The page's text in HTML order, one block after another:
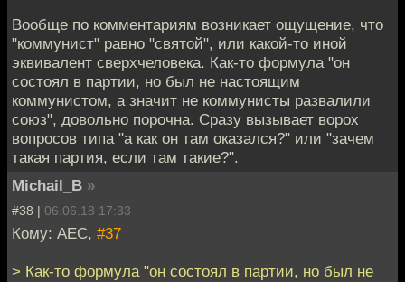
Вообще по комментариям возникает ощущение, что
"коммунист" равно "святой", или какой-то иной
эквивалент сверхчеловека. Как-то формула "он
состоял в партии, но был не настоящим
коммунистом, а значит не коммунисты развалили
союз", довольно порочна. Сразу вызывает ворох
вопросов типа "а как он там оказался?" или "зачем
такая партия, если там такие?".
Michail_B »
#38 | 06.06.18 17:33
Кому: АЕС, #37
> Как-то формула "он состоял в партии, но был не